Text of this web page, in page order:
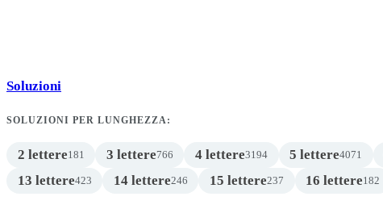
Soluzioni
SOLUZIONI PER LUNGHEZZA:
2 lettere181 3 lettere766 4 lettere3194 5 lettere4071
13 lettere423 14 lettere246 15 lettere237 16 lettere182